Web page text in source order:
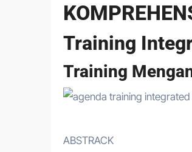
Training
Training
ABSTRACK